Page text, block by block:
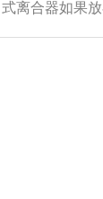
损严重，磨损
响；<&list>3.
式离合器如果